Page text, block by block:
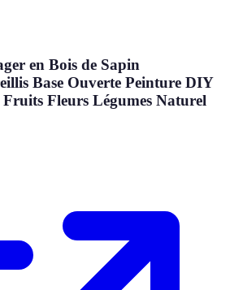
en Bois de Sapin
Base Ouverte Peinture DIY
Fleurs Légumes Naturel